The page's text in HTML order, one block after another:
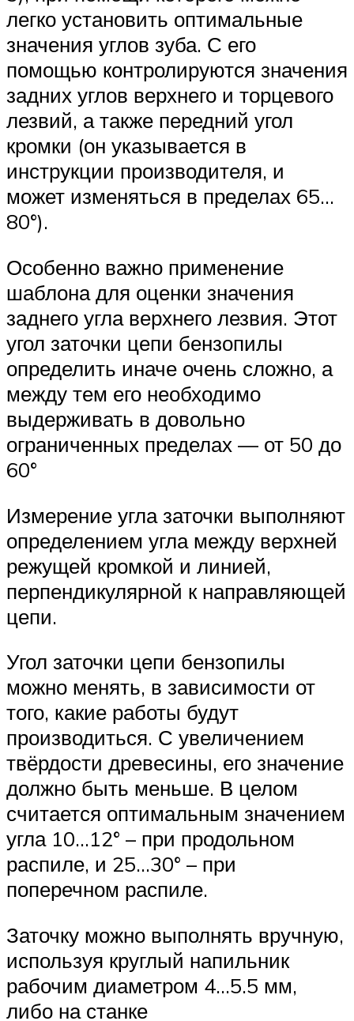
легко установить оптимальные
значения углов зуба. С его
помощью контролируются значения
задних углов верхнего и торцевого
лезвий, а также передний угол
кромки (он указывается в
инструкции производителя, и
может изменяться в пределах 65…
80°).
Особенно важно применение
шаблона для оценки значения
заднего угла верхнего лезвия. Этот
угол заточки цепи бензопилы
определить иначе очень сложно, а
между тем его необходимо
выдерживать в довольно
ограниченных пределах — от 50 до
60°
Измерение угла заточки выполняют
определением угла между верхней
режущей кромкой и линией,
перпендикулярной к направляющей
цепи.
Угол заточки цепи бензопилы
можно менять, в зависимости от
того, какие работы будут
производиться. С увеличением
твёрдости древесины, его значение
должно быть меньше. В целом
считается оптимальным значением
угла 10…12° – при продольном
распиле, и 25…30° – при
поперечном распиле.
Заточку можно выполнять вручную,
используя круглый напильник
рабочим диаметром 4…5.5 мм,
либо на станке